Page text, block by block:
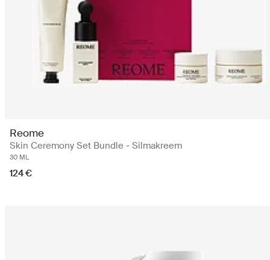
Reome
Skin Ceremony Set Bundle - Silmakreem
30 ML
124 €